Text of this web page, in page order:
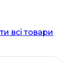
всі товари